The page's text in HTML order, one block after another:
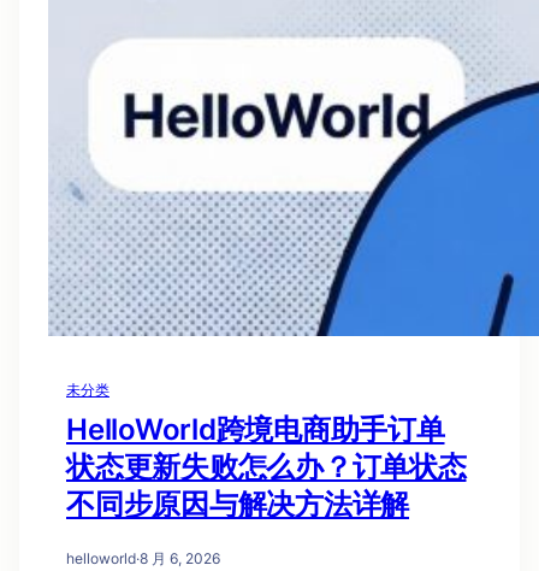
未分类
HelloWorld跨境电商助手订单
状态更新失败怎么办？订单状态
不同步原因与解决方法详解
helloworld·8 月 6, 2026